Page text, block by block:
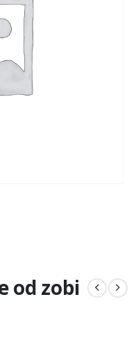
od zobi